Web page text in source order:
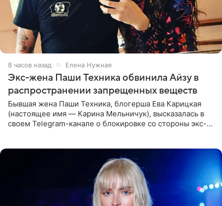
8 часов назад Елена Нужная
Экс-жена Паши Техника обвинила Айзу в
распространении запрещенных веществ
Бывшая жена Паши Техника, блогерша Ева Карицкая
(настоящее имя — Карина Мельничук), высказалась в
своем Telegram-канале о блокировке со стороны экс-